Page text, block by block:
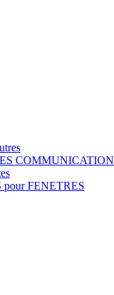
COMMUNICATION
FENETRES